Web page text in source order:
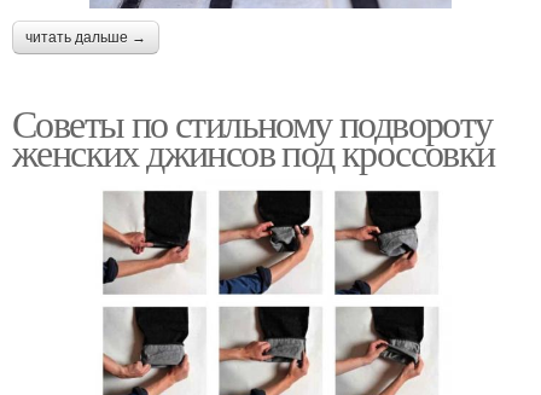
читать дальше →
Советы по стильному подвороту
женских джинсов под кроссовки